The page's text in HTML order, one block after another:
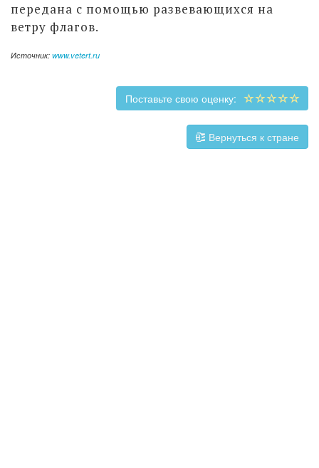
передана с помощью развевающихся на
ветру флагов.
Источник: www.vetert.ru
Поставьте свою оценку:
Вернуться к стране